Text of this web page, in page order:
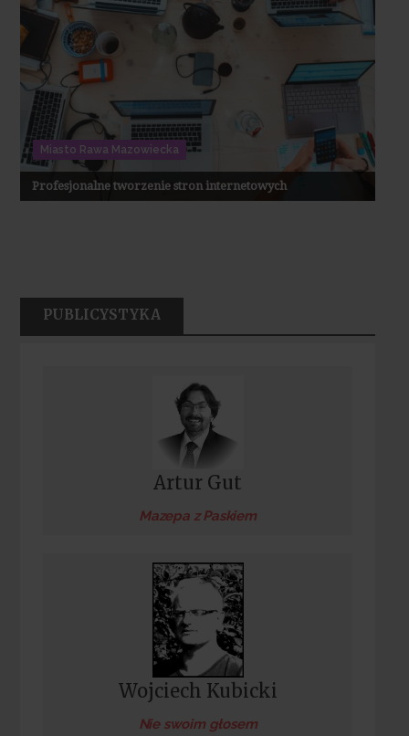
Miasto Rawa Mazowiecka
Profesjonalne tworzenie stron internetowych
PUBLICYSTYKA
Artur Gut
Mazepa z Paskiem
Wojciech Kubicki
Nie swoim głosem